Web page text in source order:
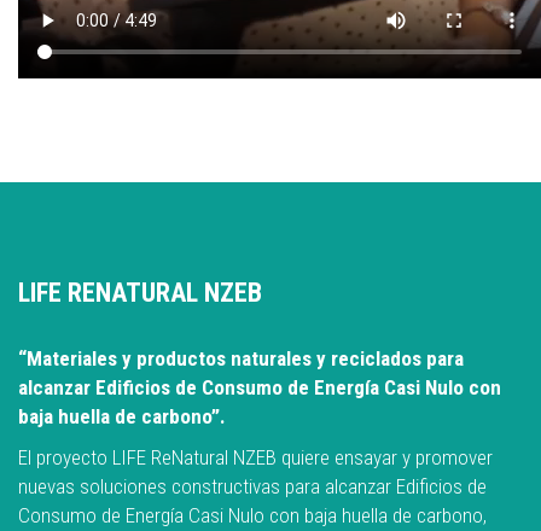
LIFE RENATURAL NZEB
“Materiales y productos naturales y reciclados para
alcanzar Edificios de Consumo de Energía Casi Nulo con
baja huella de carbono”.
El proyecto LIFE ReNatural NZEB quiere ensayar y promover
nuevas soluciones constructivas para alcanzar Edificios de
Consumo de Energía Casi Nulo con baja huella de carbono,